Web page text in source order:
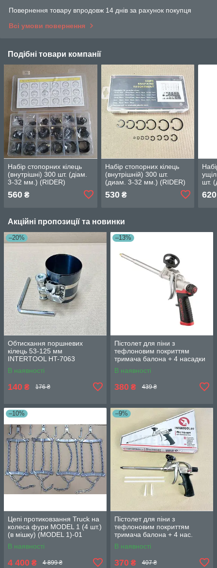
Повернення товару впродовж 14 днів за рахунок покупця
Всі умови повернення
Подібні товари компанії
Набір стопорних кілець
(внутрішні) 300 шт. (діам.
3-32 мм.) (RIDER)
560 ₴
Набір стопорних кілець
(внутрішній) 300 шт.
(диам. 3-32 мм.) (RIDER)
530₴
шт.
620
Акційні пропозиції та новинки
–20%
Обтискання поршневих
кілець 53-125 мм
INTERTOOL HT-7063
В наявності
140 ₴ 176 ₴
–13%
Пістолет для піни з
тефлоновим покриттям
тримача балона + 4 насадки
професійний INTERTOOL PT-
0609
В наявності
380 ₴ 439 ₴
–10%
Цепі протиковзання Truck на
колеса фури MODEL 1 (4 шт.)
(в мішку) (MODEL 1)-01
В наявності
4 400 ₴ 4 899 ₴
–9%
Пістолет для піни з
тефлоновим покриттям
тримача балона + 4 нас.
INTERTOOL PT-0604
В наявності
370 ₴ 407 ₴